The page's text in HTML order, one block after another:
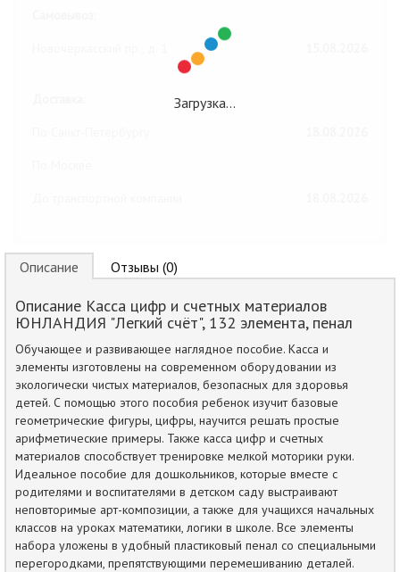
Загрузка…
Описание Отзывы (0)
Описание Касса цифр и счетных материалов
ЮНЛАНДИЯ "Легкий счёт", 132 элемента, пенал
Обучающее и развивающее наглядное пособие. Касса и
элементы изготовлены на современном оборудовании из
экологически чистых материалов, безопасных для здоровья
детей. С помощью этого пособия ребенок изучит базовые
геометрические фигуры, цифры, научится решать простые
арифметические примеры. Также касса цифр и счетных
материалов способствует тренировке мелкой моторики руки.
Идеальное пособие для дошкольников, которые вместе с
родителями и воспитателями в детском саду выстраивают
неповторимые арт-композиции, а также для учащихся начальных
классов на уроках математики, логики в школе. Все элементы
набора уложены в удобный пластиковый пенал со специальными
перегородками, препятствующими перемешиванию деталей.